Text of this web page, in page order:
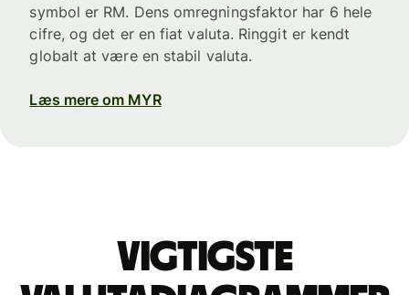
symbol er RM. Dens omregningsfaktor har 6 hele
cifre, og det er en fiat valuta. Ringgit er kendt
globalt at være en stabil valuta.
Læs mere om MYR
Vigtigste